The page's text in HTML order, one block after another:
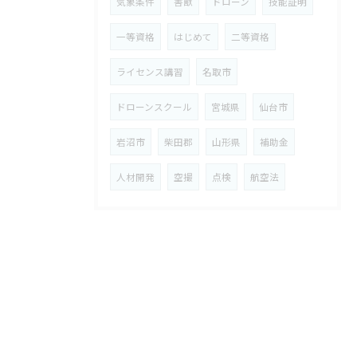
一等資格 はじめて 二等資格
ライセンス講習 名取市
ドローンスクール 宮城県 仙台市
岩沼市 柴田郡 山形県 補助金
人材開発 空撮 点検 航空法